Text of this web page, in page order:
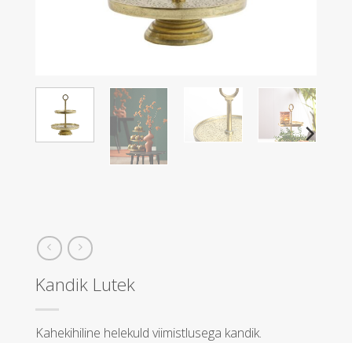
Kandik Lutek
Kahekihiline helekuld viimistlusega kandik.